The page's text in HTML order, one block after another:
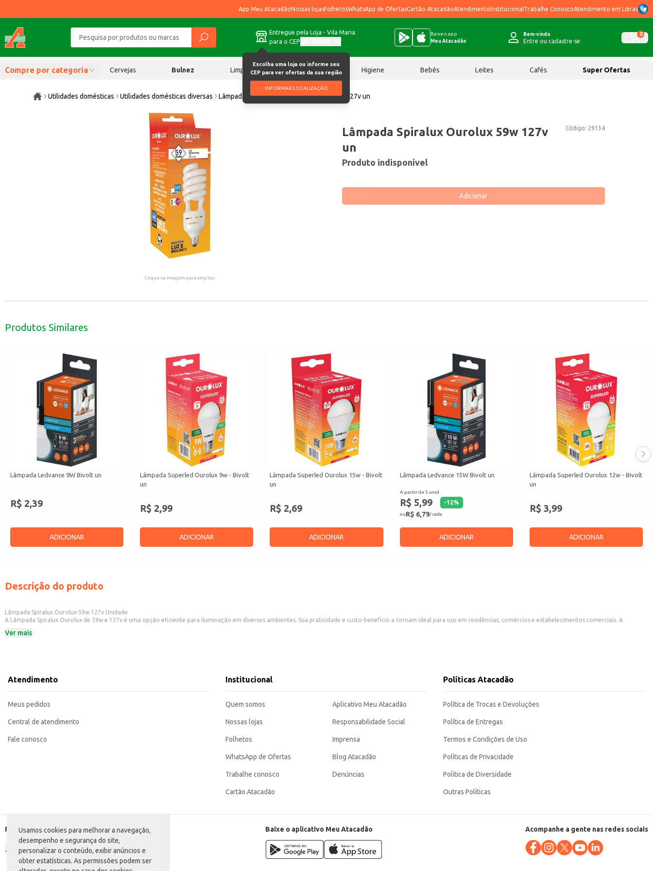
Usamos cookies para melhorar a navegação,
desempenho e segurança do site,
personalizar o conteúdo, exibir anúncios e
obter estatísticas. As permissões podem ser
App Meu AtacadãoNossas lojasFolhetosWhatsApp de OfertasCartão AtacadãoAtendimentoInstitucional Trabalhe ConoscoAtendimento em Libras
Entregue pela Loja - Vila Maria
para o CEP
Escolha uma loja ou informe seu
CEP para ver ofertas da sua região
INFORMAR LOCALIZAÇÃO
Baixe o app
Meu Atacadão
Bem-vindo
Entre ou cadastre-se
0
Compre por categoria Cervejas Bulnez Limpeza Chocolates Higiene Bebês Leites Cafés Super Ofertas
Utilidades domésticas Utilidades domésticas diversas Lâmpada Lâmpada Spiralux Ourolux 59w 127v un
Clique na imagem para ampliar.
Código: 29134
Lâmpada Spiralux Ourolux 59w 127v
un
Produto indisponível
Adicionar
Produtos Similares
Lâmpada Ledvance 9W Bivolt un
R$ 2,39
ADICIONAR
Lâmpada Superled Ourolux 9w - Bivolt
un
R$ 2,99
ADICIONAR
Lâmpada Superled Ourolux 15w - Bivolt
un
R$ 2,69
ADICIONAR
Lâmpada Ledvance 15W Bivolt un
A partir de 5 unid.
R$ 5,99 -12%
ouR$ 6,79/ cada
ADICIONAR
Lâmpada Superled Ourolux 12w - Bivolt
un
R$ 3,99
ADICIONAR
Descrição do produto
Lâmpada Spiralux Ourolux 59w 127v Unidade
A Lâmpada Spiralux Ourolux de 59w e 127v é uma opção eficiente para iluminação em diversos ambientes. Sua praticidade e custo-benefício a tornam ideal para uso em residências, comércios e estabelecimentos comerciais. A
Potência: 59w
Recomendada para substituição de lâmpadas incandescentes tradicionais, proporcionando maior economia de energia.
A Lâmpada Spiralux Ourolux oferece uma solução de iluminação prática e eficiente, aliando economia de energia a um bom desempenho luminoso, tornando-se uma escolha inteligente para diferentes necessidades de iluminação.
Ver mais
Atendimento
Meus pedidos
Central de atendimento
Fale conosco
Institucional
Quem somos
Nossas lojas
Folhetos
WhatsApp de Ofertas
Trabalhe conosco
Cartão Atacadão
Aplicativo Meu Atacadão
Responsabilidade Social
Imprensa
Blog Atacadão
Denúncias
Políticas Atacadão
Política de Trocas e Devoluções
Política de Entregas
Termos e Condições de Uso
Políticas de Privacidade
Política de Diversidade
Outras Políticas
Formas de pagamento Baixe o aplicativo Meu Atacadão Acompanhe a gente nas redes sociais